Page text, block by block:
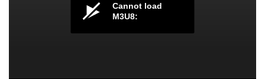
Cannot load
M3U8: